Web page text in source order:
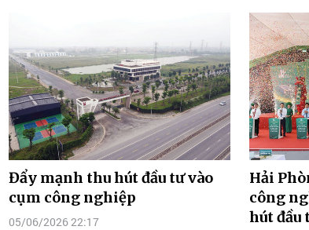
Đẩy mạnh thu hút đầu tư vào
cụm công nghiệp
05/06/2026 22:17
Hải
công
hút đầu